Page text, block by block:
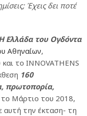
Έχεις δει ποτέ
Ελλάδα του Ογδόντα
Αθηναίων,
και το INNOVATHENS
160
πρωτοπορία,
Μάρτιο του 2018,
αυτή την έκταση- τη